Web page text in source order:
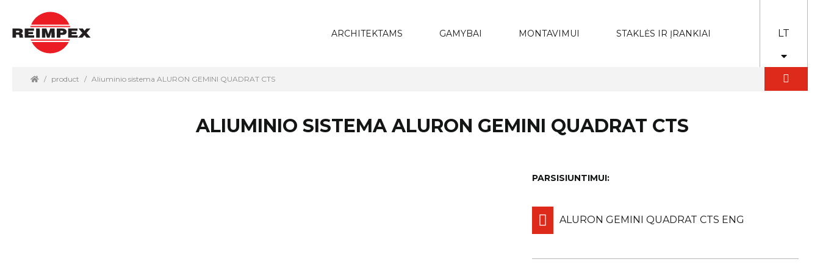
ARCHITEKTAMS GAMYBAI MONTAVIMUI STAKLĖS IR ĮRANKIAI LT
product Aliuminio sistema ALURON GEMINI QUADRAT CTS
ALIUMINIO SISTEMA ALURON GEMINI QUADRAT CTS
PARSISIUNTIMUI:
ALURON GEMINI QUADRAT CTS ENG